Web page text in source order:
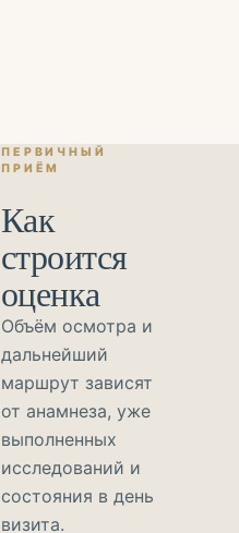
ПЕРВИЧНЫЙ
ПРИЁМ
Как
строится
оценка
Объём осмотра и
дальнейший
маршрут зависят
от анамнеза, уже
выполненных
исследований и
состояния в день
визита.